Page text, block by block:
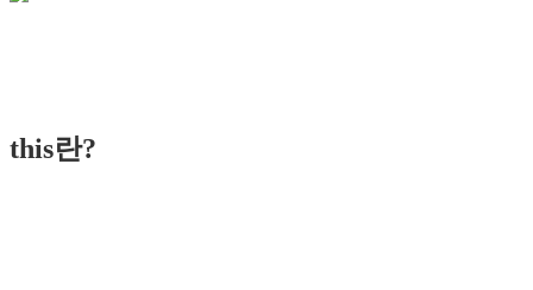
this란?